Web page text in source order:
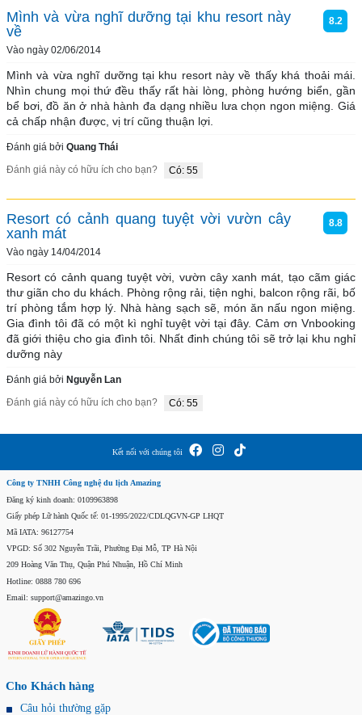
Mình và vừa nghĩ dưỡng tại khu resort này
về
Vào ngày 02/06/2014
8.2
Mình và vừa nghĩ dưỡng tại khu resort này về thấy khá thoải mái.
Nhìn chung mọi thứ đều thấy rất hài lòng, phòng hướng biển, gần
bể bơi, đồ ăn ở nhà hành đa dạng nhiều lưa chọn ngon miệng. Giá
cả chấp nhận được, vị trí cũng thuận lợi.
Đánh giá bởi Quang Thái
Đánh giá này có hữu ích cho bạn?
Có: 55
Resort có cảnh quang tuyệt vời vườn cây
xanh mát
Vào ngày 14/04/2014
8.8
Resort có cảnh quang tuyệt vời, vườn cây xanh mát, tạo cãm giác
thư giãn cho du khách. Phòng rộng rải, tiện nghi, balcon rộng rãi, bố
trí phòng tắm hợp lý. Nhà hàng sạch sẽ, món ăn nấu ngon miệng.
Gia đình tôi đã có một kì nghỉ tuyệt vời tại đây. Cảm ơn Vnbooking
đã giới thiệu cho gia đình tôi. Nhất đinh chúng tôi sẽ trở lại khu nghỉ
dưỡng này
Đánh giá bởi Nguyễn Lan
Đánh giá này có hữu ích cho bạn?
Có: 55
Kết nối với chúng tôi
Công ty TNHH Công nghệ du lịch Amazing
Đăng ký kinh doanh: 0109963898
Giấy phép Lữ hành Quốc tế: 01-1995/2022/CDLQGVN-GP LHQT
Mã IATA: 96127754
VPGD: Số 302 Nguyễn Trãi, Phường Đại Mỗ, TP Hà Nội
209 Hoàng Văn Thụ, Quận Phú Nhuận, Hồ Chí Minh
Hotline: 0888 780 696
Email: support@amazingo.vn
Cho Khách hàng
Câu hỏi thường gặp